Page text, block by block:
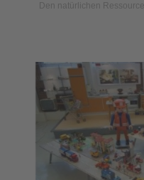
Den natürlichen